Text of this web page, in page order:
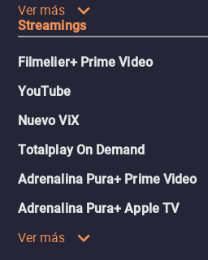
Ver más
Streamings
Filmelier+ Prime Video
YouTube
Nuevo ViX
Totalplay On Demand
Adrenalina Pura+ Prime Video
Adrenalina Pura+ Apple TV
Ver más